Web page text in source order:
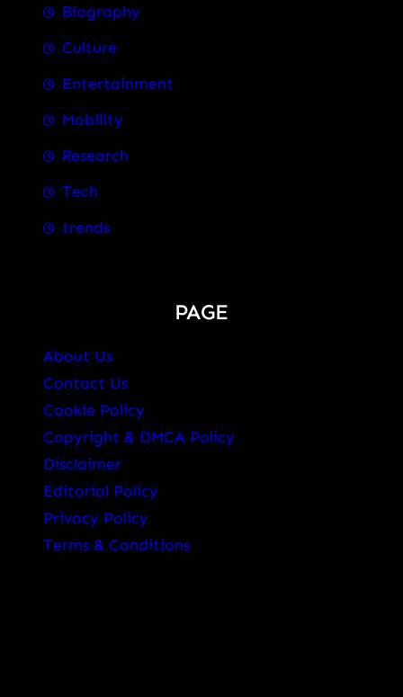
Biography
Culture
Entertainment
Mobility
Research
Tech
trends
PAGE
About Us
Contact Us
Cookie Policy
Copyright & DMCA Policy
Disclaimer
Editorial Policy
Privacy Policy
Terms & Conditions